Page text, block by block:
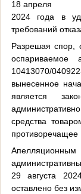
18 апреля
2024 года в
требований
Разрешая спор,
оспариваемое
10413070/
вынесенное
является
средства
противоречащее
29 августа
оставлено без